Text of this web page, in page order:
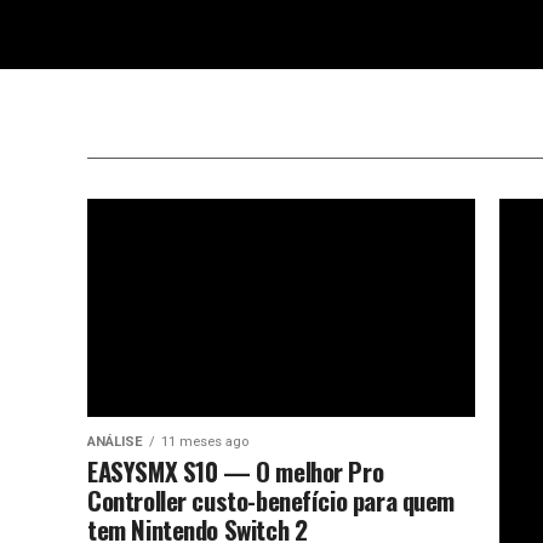
ANÁLISE 11 meses ago
EASYSMX S10 — O melhor Pro
Controller custo-benefício para quem
tem Nintendo Switch 2